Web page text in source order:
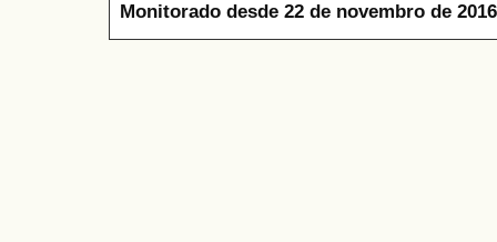
Monitorado desde 22 de novembro de